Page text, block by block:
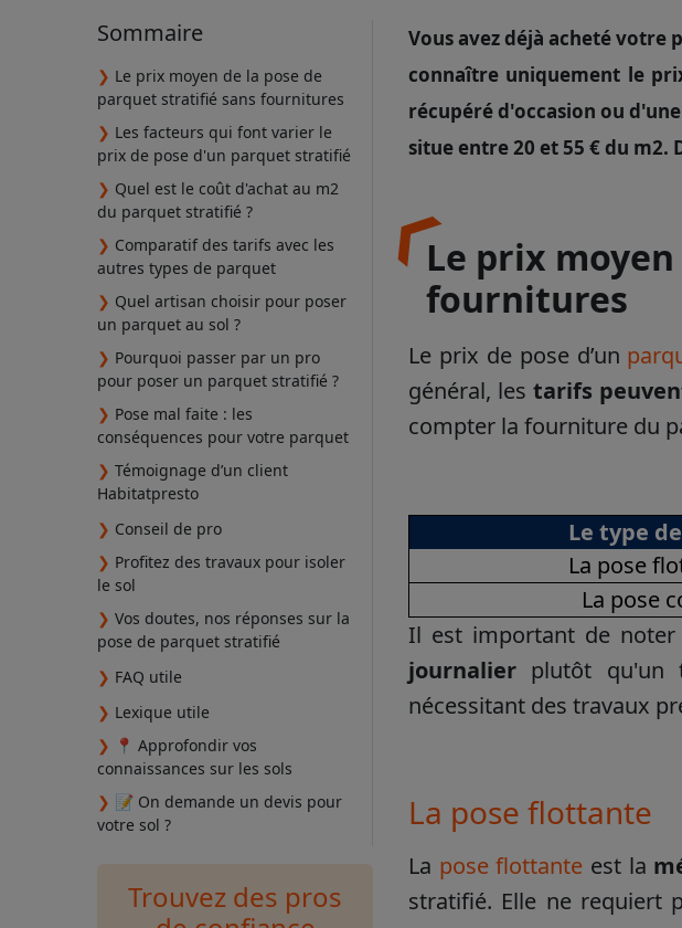
Sommaire
❯ Le prix moyen de la pose de
parquet stratifié sans fournitures
❯ Les facteurs qui font varier le
prix de pose d'un parquet stratifié
❯ Quel est le coût d'achat au m2
du parquet stratifié ?
❯ Comparatif des tarifs avec les
autres types de parquet
❯ Quel artisan choisir pour poser
un parquet au sol ?
❯ Pourquoi passer par un pro
pour poser un parquet stratifié ?
❯ Pose mal faite : les
conséquences pour votre parquet
❯ Témoignage d’un client
Habitatpresto
❯ Conseil de pro
❯ Profitez des travaux pour isoler
le sol
❯ Vos doutes, nos réponses sur la
pose de parquet stratifié
❯ FAQ utile
❯ Lexique utile
❯ 📍 Approfondir vos
connaissances sur les sols
❯ 📝 On demande un devis pour
votre sol ?
Trouvez des pros
Vous avez déjà acheté
connaître uniquement le
récupéré d'occasion ou
situe entre 20 et 55 € du
Le prix
fournitures
Le prix de pose d’un
général, les tarifs
compter la fourniture du
Le type
La pose
La pose
Il est important de noter
journalier plutôt qu'un
nécessitant des travaux
La pose flottante
La pose flottante est la
stratifié. Elle ne requiert